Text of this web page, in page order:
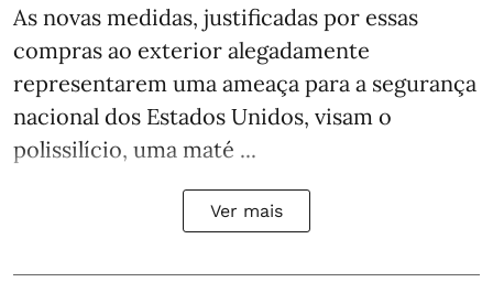
As novas medidas, justificadas por essas
compras ao exterior alegadamente
representarem uma ameaça para a segurança
nacional dos Estados Unidos, visam o
polissilício, uma maté ...
Ver mais